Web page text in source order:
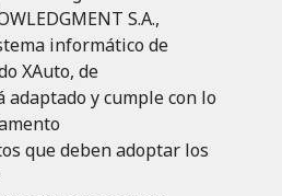
S.A.,
informático de
XAuto, de
adaptado y cumple con lo
que deben adoptar los